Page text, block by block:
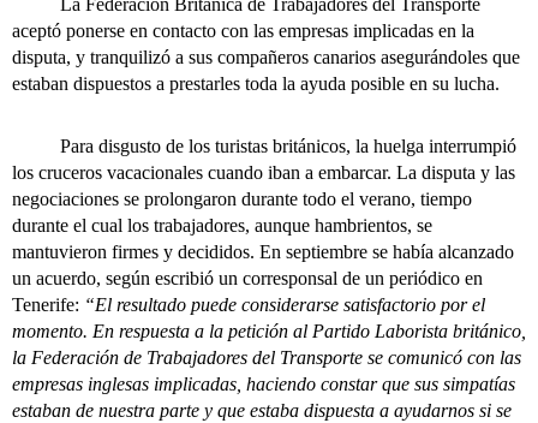
La Federación Británica de Trabajadores del Transporte
aceptó ponerse en contacto con las empresas implicadas en la
disputa, y tranquilizó a sus compañeros canarios asegurándoles que
estaban dispuestos a prestarles toda la ayuda posible en su lucha.
Para disgusto de los turistas británicos, la huelga interrumpió
los cruceros vacacionales cuando iban a embarcar. La disputa y las
negociaciones se prolongaron durante todo el verano, tiempo
durante el cual los trabajadores, aunque hambrientos, se
mantuvieron firmes y decididos. En septiembre se había alcanzado
un acuerdo, según escribió un corresponsal de un periódico en
Tenerife: “El resultado puede considerarse satisfactorio por el
momento. En respuesta a la petición al Partido Laborista británico,
la Federación de Trabajadores del Transporte se comunicó con las
empresas inglesas implicadas, haciendo constar que sus simpatías
estaban de nuestra parte y que estaba dispuesta a ayudarnos si se